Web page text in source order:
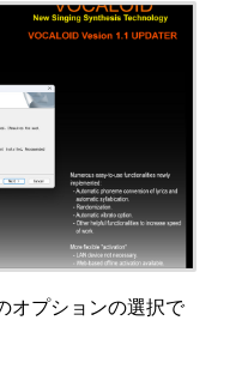
オプションの選択で